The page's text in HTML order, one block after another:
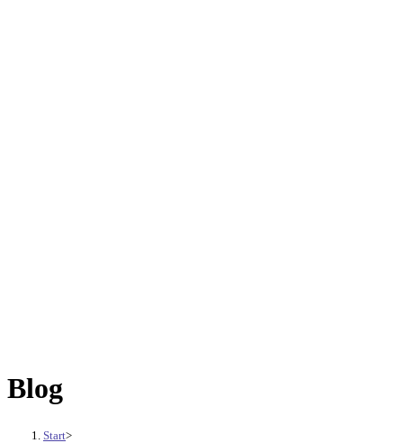
Blog
Start>